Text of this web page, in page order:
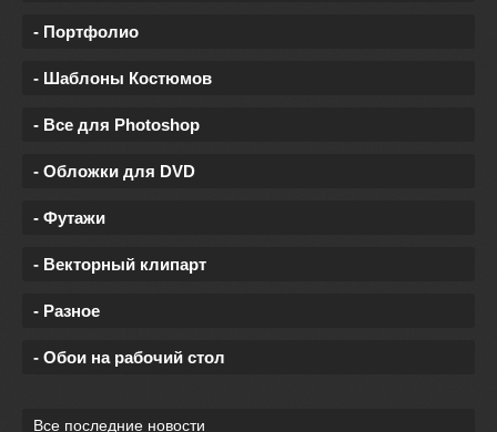
- Портфолио
- Шаблоны Костюмов
- Все для Photoshop
- Обложки для DVD
- Футажи
- Векторный клипарт
- Разное
- Обои на рабочий стол
Все последние новости